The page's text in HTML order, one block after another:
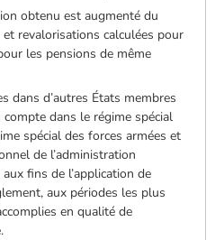
obtenu est augmenté du
revalorisations calculées pour
les pensions de même
dans d’autres États membres
dans le régime spécial
spécial des forces armées et
de l’administration
fins de l’application de
aux périodes les plus
en qualité de